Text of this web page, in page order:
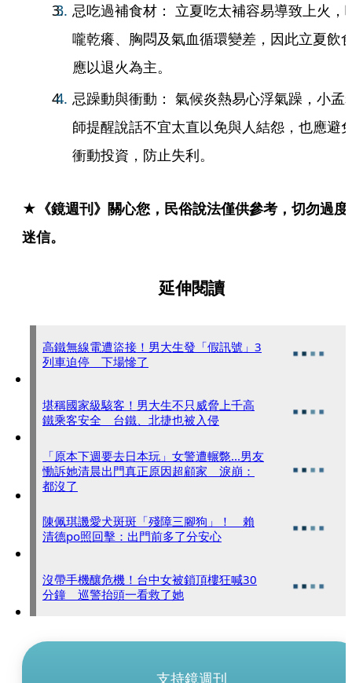
忌吃過補食材： 立夏吃太補容易導致上火，
嚨乾癢、胸悶及氣血循環變差，因此立夏飲
應以退火為主。
忌躁動與衝動： 氣候炎熱易心浮氣躁，小孟
師提醒說話不宜太直以免與人結怨，也應避
衝動投資，防止失利。
★《鏡週刊》關心您，民俗說法僅供參考，切勿過度
迷信。
延伸閱讀
高鐵無線電遭盜接！男大生發「假訊號」3
列車迫停 下場慘了
堪稱國家級駭客！男大生不只威脅上千高
鐵乘客安全 台鐵、北捷也被入侵
「原本下週要去日本玩」女警遭輾斃...男友
慟訴她清晨出門真正原因超顧家 淚崩：
都沒了
陳佩琪譏愛犬斑斑「殘障三腳狗」！ 賴
清德po照回擊：出門前多了分安心
沒帶手機釀危機！台中女被鎖頂樓狂喊30
分鐘 巡警抬頭一看救了她
支持鏡週刊